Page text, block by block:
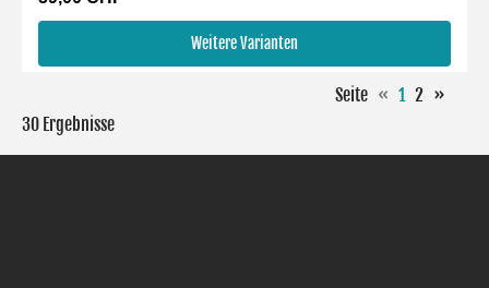
Weitere Varianten
Seite « 1 2 »
30 Ergebnisse